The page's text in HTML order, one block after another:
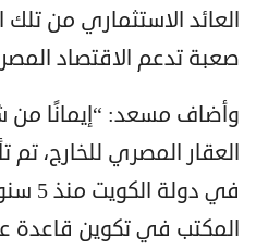
العائد الاستثماري من
صعبة تدعم الاقتصاد
وأضاف مسعد: “إيمانًا من
العقار المصري للخارج،
في
المكتب في تكوين قاعدة